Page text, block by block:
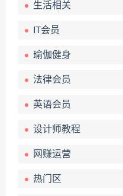
生活相关
IT会员
瑜伽健身
法律会员
英语会员
设计师教程
网赚运营
热门区